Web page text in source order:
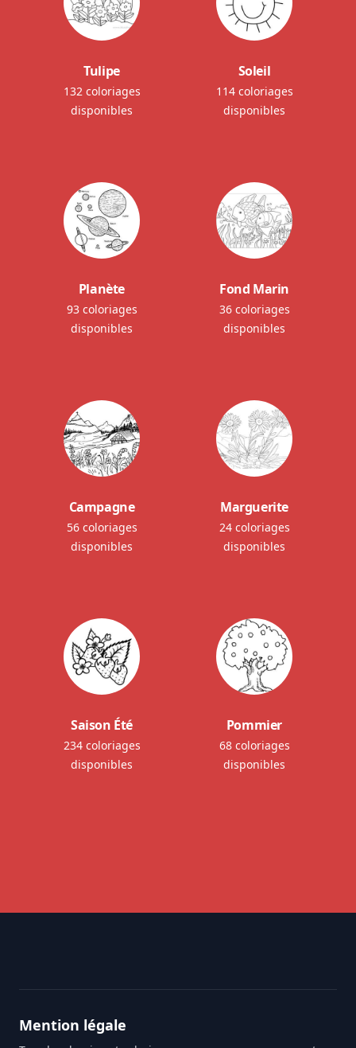
Tulipe
132 coloriages
disponibles
Soleil
114 coloriages
disponibles
Planète
93 coloriages
disponibles
Fond Marin
36 coloriages
disponibles
Campagne
56 coloriages
disponibles
Marguerite
24 coloriages
disponibles
Saison Été
234 coloriages
disponibles
Pommier
68 coloriages
disponibles
Mention légale